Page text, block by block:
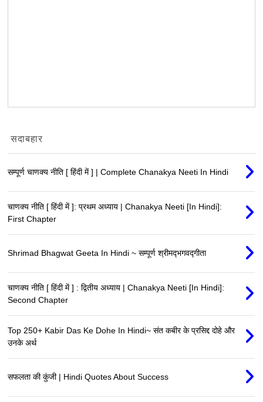
सदाबहार
सम्पूर्ण चाणक्य नीति [ हिंदी में ] | Complete Chanakya Neeti In Hindi
चाणक्य नीति [ हिंदी में ]: प्रथम अध्याय | Chanakya Neeti [In Hindi]:
First Chapter
Shrimad Bhagwat Geeta In Hindi ~ सम्पूर्ण श्रीमद्‍भगवद्‍गीता
चाणक्य नीति [ हिंदी में ] : द्वितीय अध्याय | Chanakya Neeti [In Hindi]:
Second Chapter
Top 250+ Kabir Das Ke Dohe In Hindi~ संत कबीर के प्रसिद्द दोहे और
उनके अर्थ
सफलता की कुंजी | Hindi Quotes About Success